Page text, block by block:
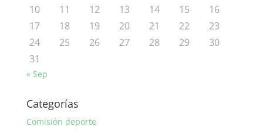
10
11 12 13 14 15
16
17
18 19 20 21 22
23
24
25 26 27 28 29
30
31
« Sep
Categorías
Comisión deporte